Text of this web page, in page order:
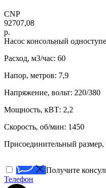
CNP
92707,08
р.
Насос консольный
Расход, м3/час: 60
Напор, метров: 7,9
Напряжение, вольт: 220/380
Мощность, кВТ: 2,2
Скорость, об/мин: 1450
Присоединительный
Получите
Телефон